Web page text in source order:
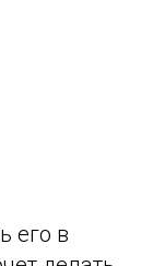
его в